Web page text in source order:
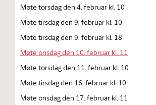
Møte torsdag den 4. februar kl. 10
Møte tirsdag den 9. februar kl. 10
Møte tirsdag den 9. februar kl. 18
Møte onsdag den 10. februar kl. 11
Møte torsdag den 11. februar kl. 10
Møte tirsdag den 16. februar kl. 10
Møte onsdag den 17. februar kl. 11